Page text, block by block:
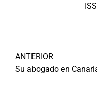
ANTERIOR
Su abogado en